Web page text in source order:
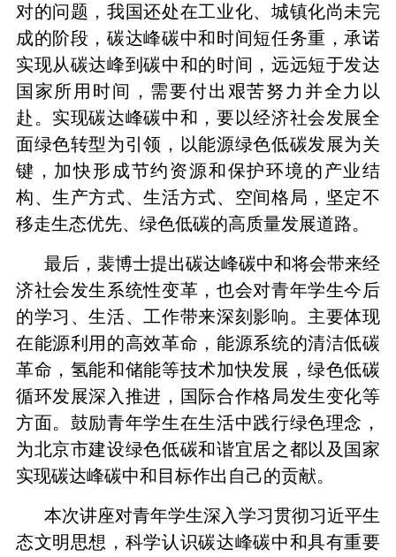
对的问题，我国还处在工业化、城镇化尚未完
成的阶段，碳达峰碳中和时间短任务重，承诺
实现从碳达峰到碳中和的时间，远远短于发达
国家所用时间，需要付出艰苦努力并全力以
赴。实现碳达峰碳中和，要以经济社会发展全
面绿色转型为引领，以能源绿色低碳发展为关
键，加快形成节约资源和保护环境的产业结
构、生产方式、生活方式、空间格局，坚定不
移走生态优先、绿色低碳的高质量发展道路。
最后，裴博士提出碳达峰碳中和将会带来经
济社会发生系统性变革，也会对青年学生今后
的学习、生活、工作带来深刻影响。主要体现
在能源利用的高效革命，能源系统的清洁低碳
革命，氢能和储能等技术加快发展，绿色低碳
循环发展深入推进，国际合作格局发生变化等
方面。鼓励青年学生在生活中践行绿色理念，
为北京市建设绿色低碳和谐宜居之都以及国家
实现碳达峰碳中和目标作出自己的贡献。
本次讲座对青年学生深入学习贯彻习近平生
态文明思想，科学认识碳达峰碳中和具有重要